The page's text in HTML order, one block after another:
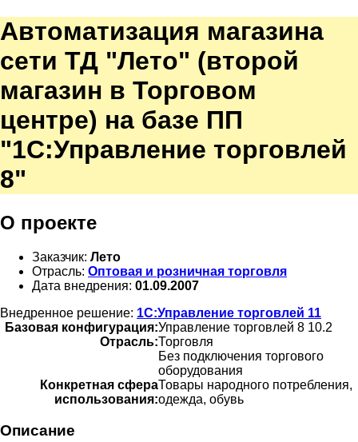
Автоматизация магазина
сети ТД "Лето" (второй
магазин в Торговом
центре) на базе ПП
"1С:Управление торговлей
8"
О проекте
Заказчик: Лето
Отрасль: Оптовая и розничная торговля
Дата внедрения: 01.09.2007
Внедренное решение: 1С:Управление торговлей 11
Базовая конфигурация:Управление торговлей 8 10.2
Отрасль:Торговля
Без подключения торгового
оборудования
Конкретная сфера
использования:
Товары народного потребления,
одежда, обувь
Описание